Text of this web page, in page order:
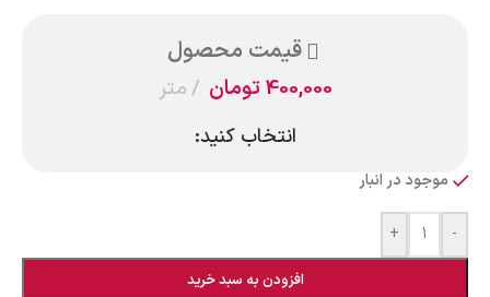
قیمت محصول
400,000تومان متر
انتخاب کنید:
موجود در انبار
-
+
افزودن به سبد خرید